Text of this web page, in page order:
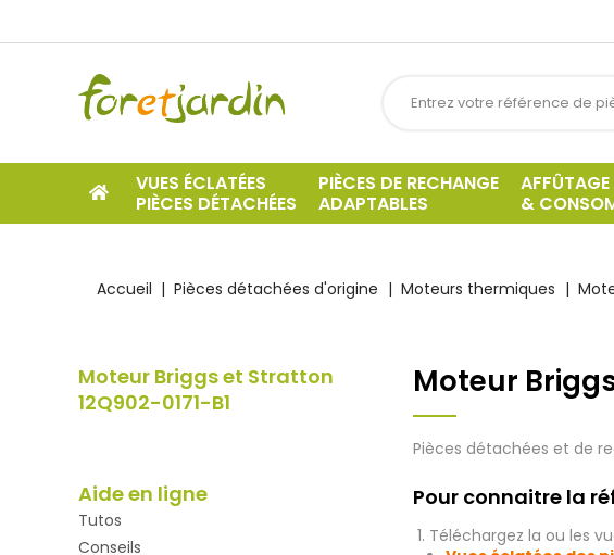
VUES ÉCLATÉES
PIÈCES DÉTACHÉES
PIÈCES DE RECHANGE
ADAPTABLES
AFFÛTAGE
&
Accueil Pièces détachées d'origine Moteurs thermiques
Moteur Briggs et Stratton
12Q902-0171-B1
Aide en ligne
Tutos
Conseils
Moteur
Pièces détachées et de
Pour connaitre la
Téléchargez la ou les